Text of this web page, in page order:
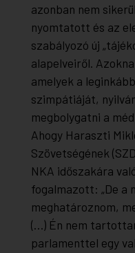
azonban nem
nyomtatott és az
szabályozó új
alapelveiről.
amelyek a
szimpátiáját,
megbolygatni a
Ahogy Haraszti
Szövetségének
NKA időszakára
fogalmazott: „De a
meghatároznom,
(…) Én nem
parlamenttel egy